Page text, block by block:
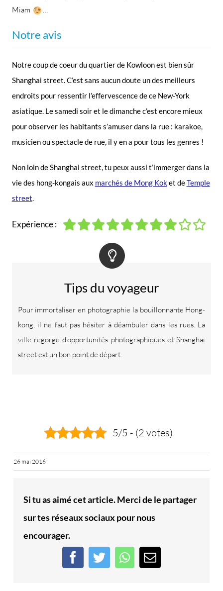
Miam
…
Notre avis
Notre coup de coeur du quartier de Kowloon est bien sûr
Shanghai street. C’est sans aucun doute un des meilleurs
endroits pour ressentir l’effervescence de ce New-York
asiatique. Le samedi soir et le dimanche c’est encore mieux
pour observer les habitants s’amuser dans la rue : karakoe,
musicien ou spectacle de rue, il y en a pour tous les genres !
Non loin de Shanghai street, tu peux aussi t’immerger dans la
vie des hong-kongais aux marchés de Mong Koket deTemple
street.
Expérience :
Tips du voyageur
Pour immortaliser en photographie la bouillonnante Hong-
kong, il ne faut pas hésiter à déambuler dans les rues. La
ville regorge d’opportunités photographiques et Shanghai
street est un bon point de départ.
5/5 - (2 votes)
26 mai 2016
Si tu as aimé cet article. Merci de le partager
sur tes réseaux sociaux pour nous
encourager.
Facebook
TwitterWhatsApp
Email